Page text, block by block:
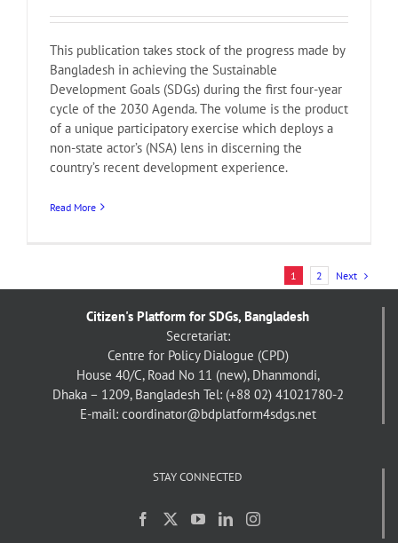
This publication takes stock of the progress made by
Bangladesh in achieving the Sustainable
Development Goals (SDGs) during the ­first four-year
cycle of the 2030 Agenda. The volume is the product
of a unique participatory exercise which deploys a
non-state actor’s (NSA) lens in discerning the
country’s recent development experience.
Read More
1 2 Next
Citizen's Platform for SDGs, Bangladesh
Secretariat:
Centre for Policy Dialogue (CPD)
House 40/C, Road No 11 (new), Dhanmondi,
Dhaka – 1209, Bangladesh Tel: (+88 02) 41021780-2
E-mail: coordinator@bdplatform4sdgs.net
STAY CONNECTED